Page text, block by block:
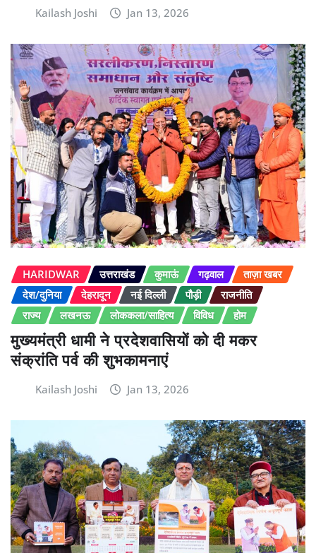
Kailash Joshi Jan 13, 2026
HARIDWAR उत्तराखंड कुमाऊं गढ़वाल
ताज़ा खबर
देश/दुनिया
देहरादून नई दिल्ली पौड़ी
राजनीति
राज्य
लखनऊ लोककला/साहित्य विविध होम
मुख्यमंत्री धामी ने प्रदेशवासियों को दी मकर
संक्रांति पर्व की शुभकामनाएं
Kailash Joshi Jan 13, 2026